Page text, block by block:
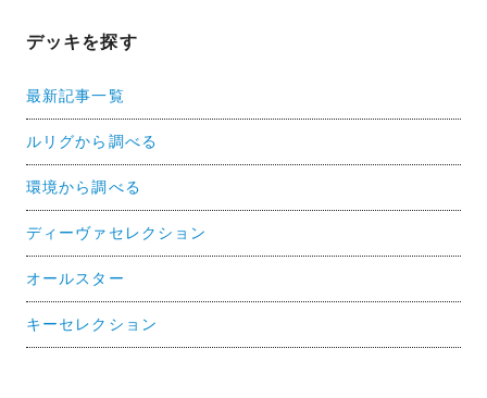
デッキを探す
最新記事一覧
ルリグから調べる
環境から調べる
ディーヴァセレクション
オールスター
キーセレクション